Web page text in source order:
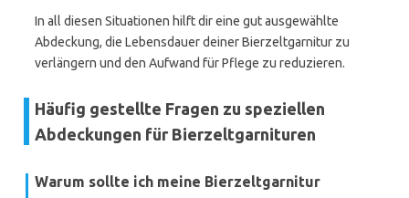
In all diesen Situationen hilft dir eine gut ausgewählte
Abdeckung, die Lebensdauer deiner Bierzeltgarnitur zu
verlängern und den Aufwand für Pflege zu reduzieren.
Häufig gestellte Fragen zu speziellen
Abdeckungen für Bierzeltgarnituren
Warum sollte ich meine Bierzeltgarnitur